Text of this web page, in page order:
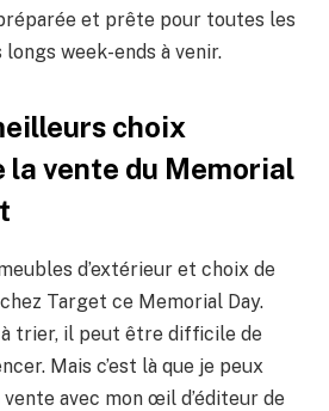
et prête pour toutes les
longs week-ends à venir.
choix
la vente du Memorial
d’extérieur et choix de
Target ce Memorial Day.
trier, il peut être difficile de
Mais c’est là que je peux
vente avec mon œil d’éditeur de